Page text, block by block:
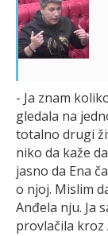
- Ja znam
gledala na
totalno drugi
niko da kaže
jasno da Ena
o njoj. Mislim
Anđela nju. Ja
provlačila kroz